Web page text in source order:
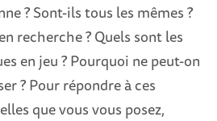
? Sont-ils tous les mêmes ?
recherche ? Quels sont les
en jeu ? Pourquoi ne peut-on
? Pour répondre à ces
que vous vous posez,